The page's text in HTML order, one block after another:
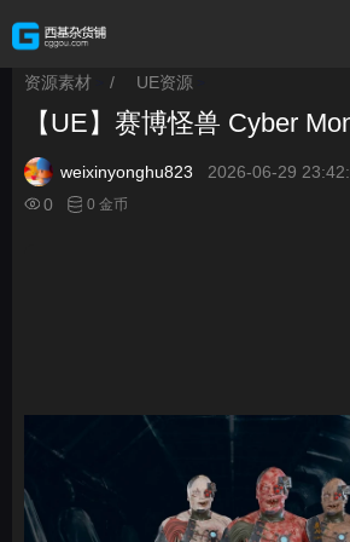
资源素材 / UE资源
【UE】赛博怪兽 Cyber
weixinyonghu823
2026-06-29
0
0 金币